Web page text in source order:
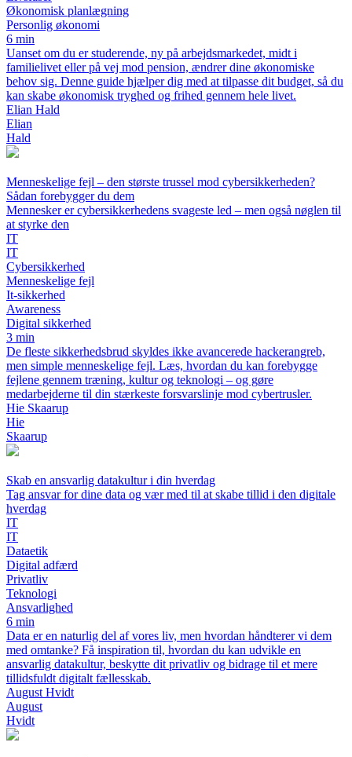
Økonomisk planlægning
Personlig økonomi
6 min
Uanset om du er studerende, ny på arbejdsmarkedet, midt i
familielivet eller på vej mod pension, ændrer dine økonomiske
behov sig. Denne guide hjælper dig med at tilpasse dit budget, så du
kan skabe økonomisk tryghed og frihed gennem hele livet.
Elian Hald
Elian
Hald
Menneskelige fejl – den største trussel mod cybersikkerheden?
Sådan forebygger du dem
Mennesker er cybersikkerhedens svageste led – men også nøglen til
at styrke den
IT
IT
Cybersikkerhed
Menneskelige fejl
It-sikkerhed
Awareness
Digital sikkerhed
3 min
De fleste sikkerhedsbrud skyldes ikke avancerede hackerangreb,
men simple menneskelige fejl. Læs, hvordan du kan forebygge
fejlene gennem træning, kultur og teknologi – og gøre
medarbejderne til din stærkeste forsvarslinje mod cybertrusler.
Hie Skaarup
Hie
Skaarup
Skab en ansvarlig datakultur i din hverdag
Tag ansvar for dine data og vær med til at skabe tillid i den digitale
hverdag
IT
IT
Dataetik
Digital adfærd
Privatliv
Teknologi
Ansvarlighed
6 min
Data er en naturlig del af vores liv, men hvordan håndterer vi dem
med omtanke? Få inspiration til, hvordan du kan udvikle en
ansvarlig datakultur, beskytte dit privatliv og bidrage til et mere
tillidsfuldt digitalt fællesskab.
August Hvidt
August
Hvidt